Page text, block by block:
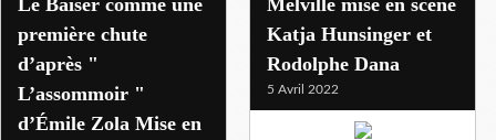
Katja Hunsinger et
Rodolphe Dana
5 Avril 2022
première chute
d’après "
L’assommoir "
d’Émile Zola Mise en